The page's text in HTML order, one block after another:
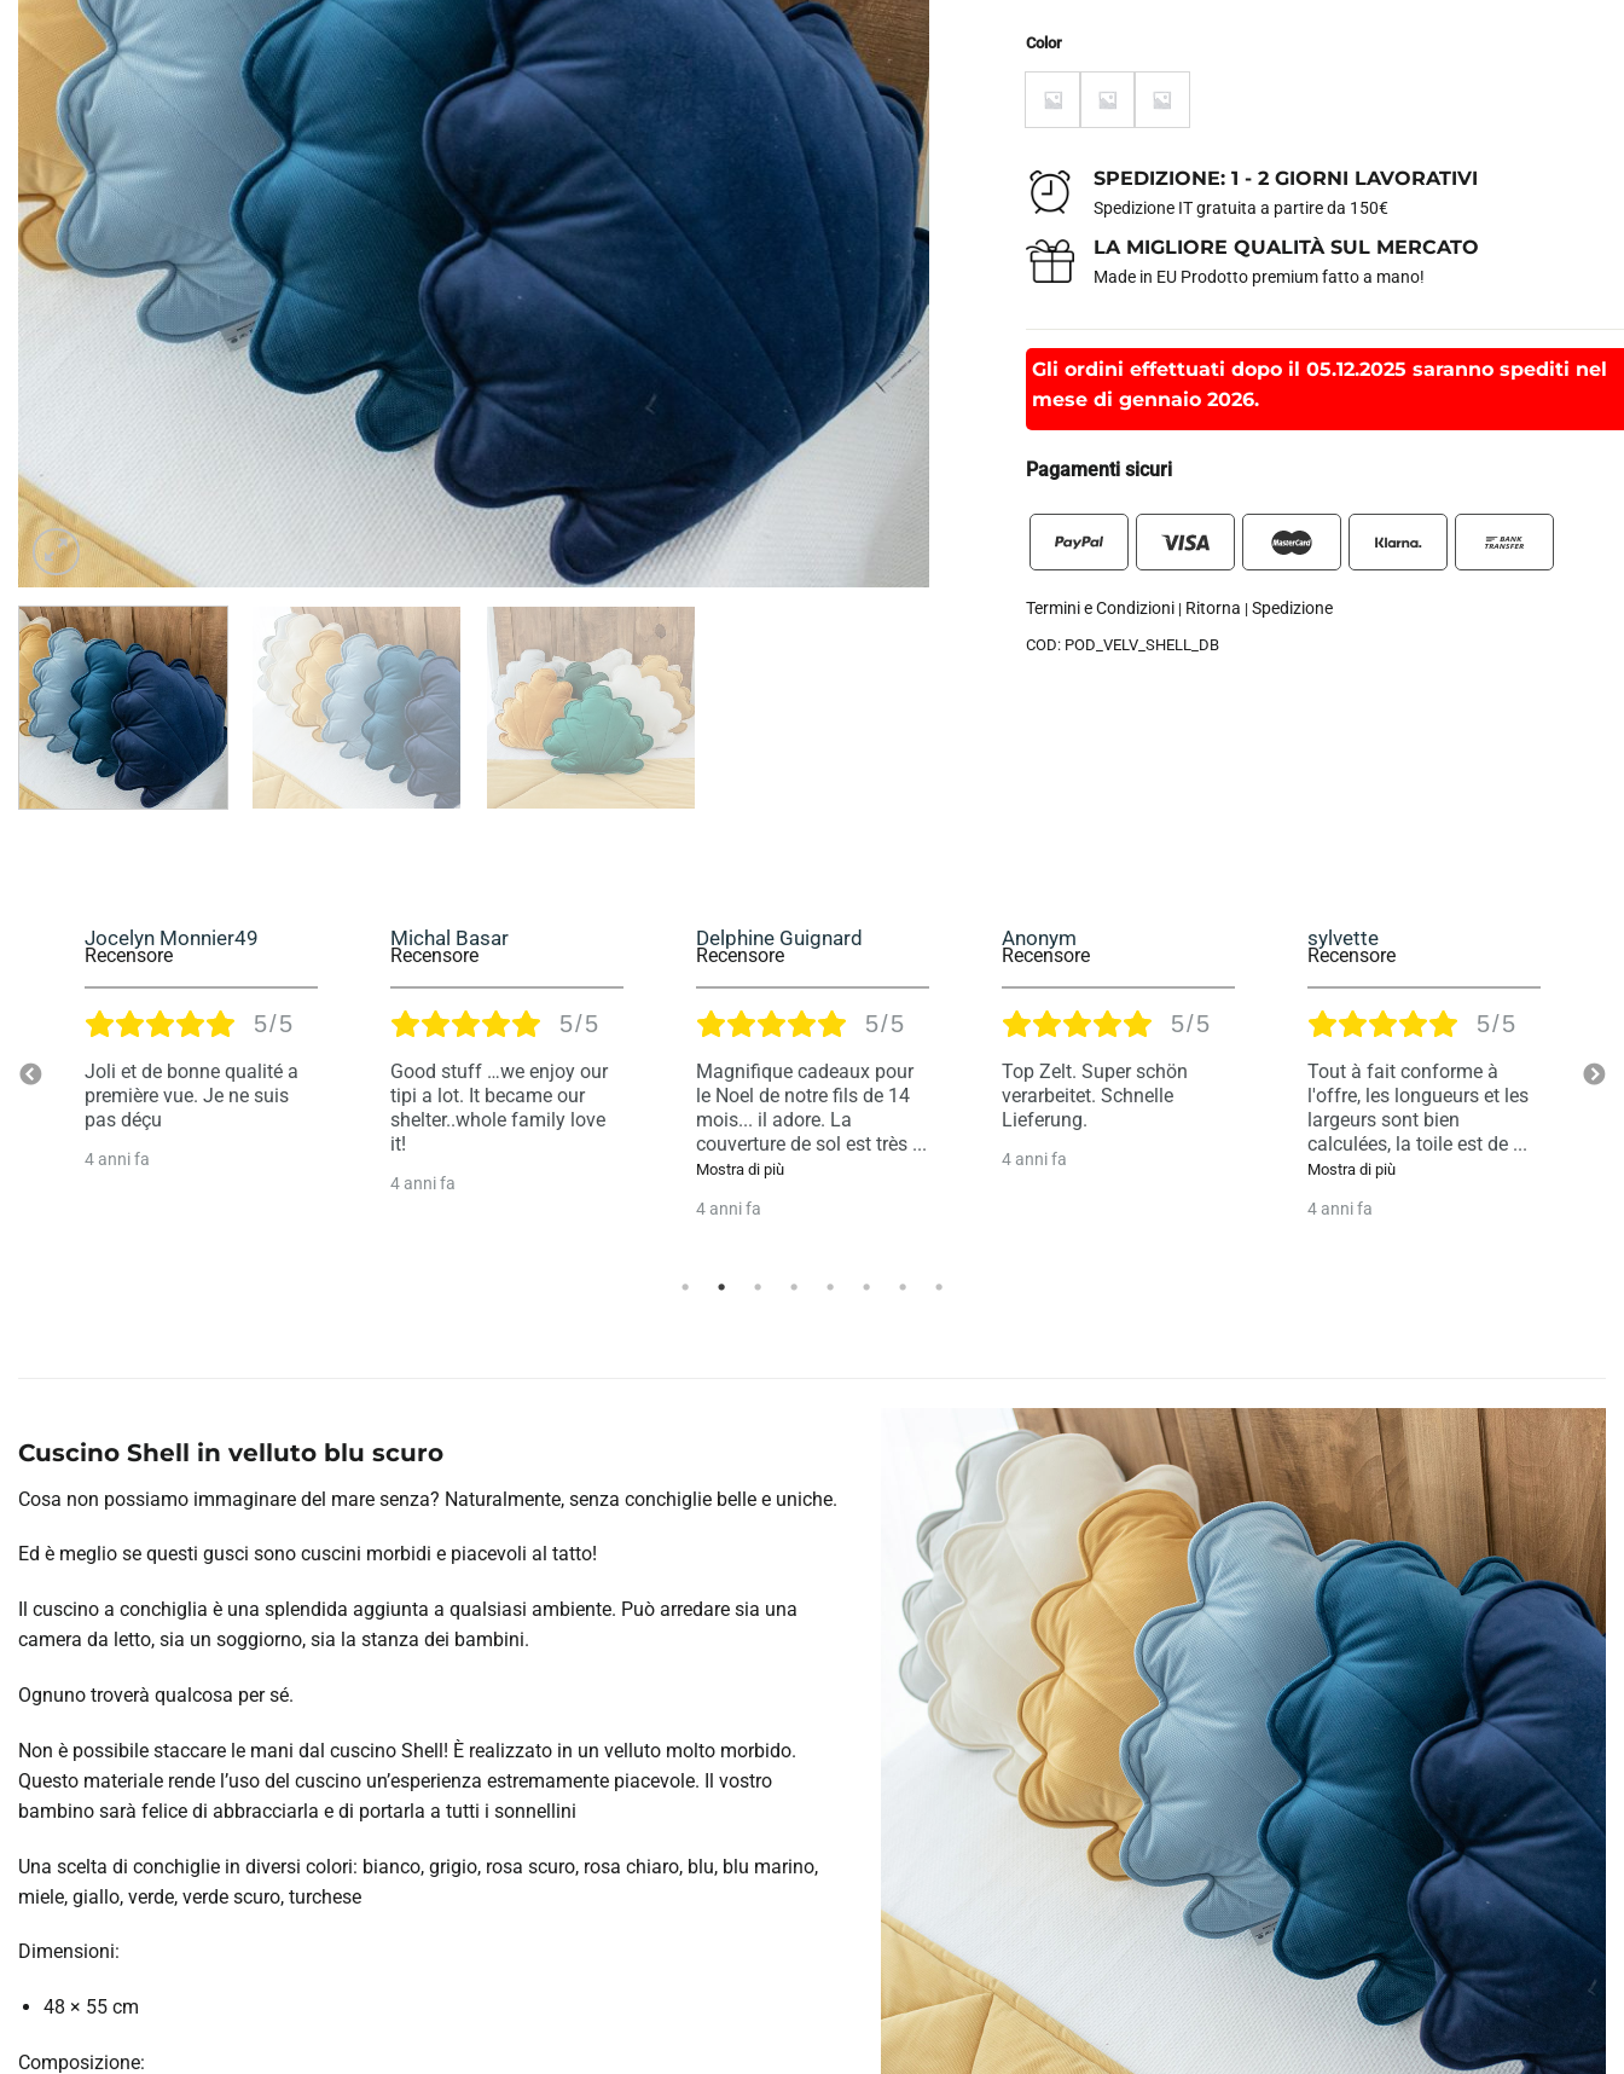
Color
SPEDIZIONE: 1 - 2 GIORNI LAVORATIVI
Spedizione IT gratuita a partire da 150€
LA MIGLIORE QUALITÀ SUL MERCATO
Made in EU Prodotto premium fatto a mano!
Gli ordini effettuati dopo il 05.12.2025 saranno spediti nel
mese di gennaio 2026.
Pagamenti sicuri
Termini e Condizioni | Ritorna | Spedizione
COD: POD_VELV_SHELL_DB
Michal Basar
Recensore
5/5
Good stuff …we enjoy our
tipi a lot. It became our
shelter..whole family love
Delphine Guignard
Recensore
5/5
Magnifique cadeaux pour
le Noel de notre fils de 14
mois... il adore. La
couverture de sol est très
Anonym
Recensore
5/5
Top Zelt. Super schön
verarbeitet. Schnelle
Lieferung.
4 anni fa
sylvette
Recensore
5/5
Tout à fait conforme à
l'offre, les longueurs et les
largeurs sont bien
Mostra di più
Anonyme
Recensore
4/5
Presque parfait ... l'attache
du tapis aux piquets n'est
pas évidente... Sinon rien à
redire..bon ra...
Mostra di più
4 anni fa
Cuscino Shell in velluto blu scuro
Cosa non possiamo immaginare del mare senza? Naturalmente, senza conchiglie belle e uniche.
Ed è meglio se questi gusci sono cuscini morbidi e piacevoli al tatto!
Il cuscino a conchiglia è una splendida aggiunta a qualsiasi ambiente. Può arredare sia una
camera da letto, sia un soggiorno, sia la stanza dei bambini.
Ognuno troverà qualcosa per sé.
Non è possibile staccare le mani dal cuscino Shell! È realizzato in un velluto molto morbido.
Questo materiale rende l’uso del cuscino un’esperienza estremamente piacevole. Il vostro
bambino sarà felice di abbracciarla e di portarla a tutti i sonnellini
Una scelta di conchiglie in diversi colori: bianco, grigio, rosa scuro, rosa chiaro, blu, blu marino,
miele, giallo, verde, verde scuro, turchese
Dimensioni:
48 × 55 cm
Composizione: